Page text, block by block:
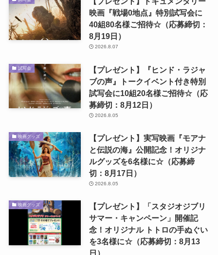
映画『戦場0地点』特別試写会に
40組80名様ご招待☆（応募締切：
8月19日）
2026.8.07
試写会
【プレゼント】『ヒンド・ラジャ
ブの声』トークイベント付き特別
試写会に10組20名様ご招待☆（応
募締切：8月12日）
2026.8.05
映画グッズ
【プレゼント】実写映画『モアナ
と伝説の海』公開記念！オリジナ
ルグッズを6名様に☆（応募締
切：8月17日）
2026.8.05
映画グッズ
【プレゼント】「スタジオジブリ
サマー・キャンペーン」開催記
念！オリジナル トトロの手ぬぐい
を3名様に☆（応募締切：8月13
日）